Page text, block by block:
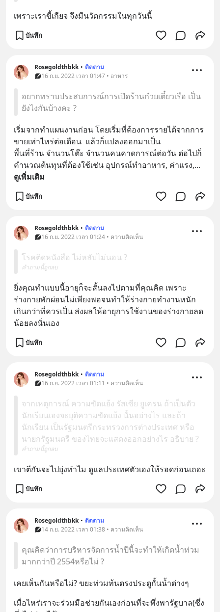
เพราะเราขี้เกียจ จึงมีนวัตกรรมในทุกวันนี้
บันทึก
Rosegoldthbkk • ติดตาม
16 ก.ย. 2022 เวลา 01:47 • อาหาร
อยากทราบประสบการณ์การเปิดร้านก๋วยเตี๋ยวเรือ เป็น
ยังไงกันบ้างคะ ?
เริ่มจากทำแผนงานก่อน โดยเริ่มที่ต้องการรายได้จากการ
ขายเท่าไหร่ต่อเดือน  แล้วก็แปลงออกมาเป็น
พื้นที่ร้าน จำนวนโต๊ะ จำนวนคนคาดการณ์ต่อวัน ต่อไปก็
คำนวณต้นทุนที่ต้องใช้เช่น อุปกรณ์ทำอาหาร, ค่าแรง,...
ดูเพิ่มเติม
บันทึก
Rosegoldthbkk • ติดตาม
16 ก.ย. 2022 เวลา 01:24 • ความคิดเห็น
โรคติดหนังสือ ไม่หลับไม่นอน ?
คำถามนี้ถูกลบ
ยิ่งคุณทำแบบนี้อายุก็จะสั้นลงไปตามที่คุณคิด เพราะ
ร่างกายพักผ่อนไม่เพียงพอจนทำให้ร่างกายทำงานหนัก
เกินกว่าที่ควรเป็น ส่งผลให้อายุการใช้งานของร่างกายลด
น้อยลงนั่นเอง
บันทึก
Rosegoldthbkk • ติดตาม
16 ก.ย. 2022 เวลา 01:11 • ความคิดเห็น
จากเหตุการณ์ ความขัดแย้ง รัสเซีย ยูเครน ถ้าเป็นตัว
นักเรียนเองจะยุติความขัดแย้ง นั้นอย่างไร และถ้า
นักเรียน เป็นรัฐมนตรีกระทรวงการต่างประเทศ หรือ
นายกรัฐมนตรี ของไทยจะแสดงออกอย่างไร อธิบาย ?
คำถามนี้ถูกลบ
เขาตีกันจะไปยุ่งทำไม ดูแลประเทศตัวเองให้รอดก่อนเถอะ
บันทึก
Rosegoldthbkk • ติดตาม
14 ก.ย. 2022 เวลา 01:38 • ความคิดเห็น
คุณคิดว่าการบริหารจัดการน้ำปีนี้จะทำให้เกิดน้ำท่วม
มากกว่าปี 2554หรือไม่ ?
เคยเห็นกันหรือไม่? ขยะท่วมท้นตรงประตูกั้นน้ำต่างๆ
เมื่อไหร่เราจะร่วมมือช่วยกันเองก่อนที่จะพึ่งพารัฐบาล(ซึ่ง